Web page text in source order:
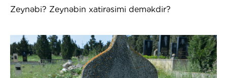
Zeynəbi? Zeynəbin xatirəsimi deməkdir?